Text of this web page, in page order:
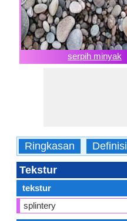
serpih minyak
Ringkasan Definisi
Tekstur
tekstur
splintery